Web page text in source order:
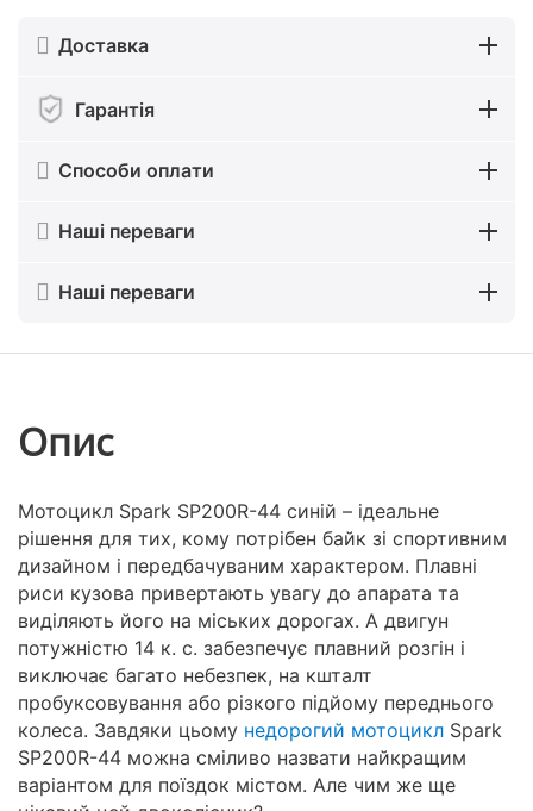
Доставка
Гарантія
Способи оплати
Наші переваги
Наші переваги
Опис
Мотоцикл Spark SP200R-44 синій – ідеальне
рішення для тих, кому потрібен байк зі спортивним
дизайном і передбачуваним характером. Плавні
риси кузова привертають увагу до апарата та
виділяють його на міських дорогах. А двигун
потужністю 14 к. с. забезпечує плавний розгін і
виключає багато небезпек, на кшталт
пробуксовування або різкого підйому переднього
колеса. Завдяки цьому недорогий мотоцикл Spark
SP200R-44 можна сміливо назвати найкращим
варіантом для поїздок містом. Але чим же ще